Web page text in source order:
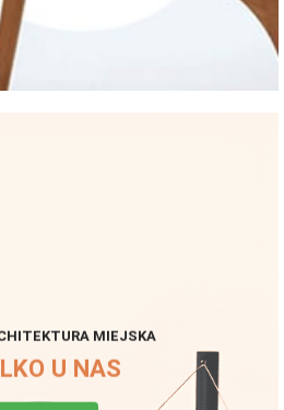
MIEJSKA
U NAS